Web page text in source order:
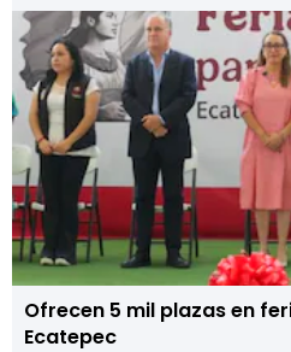
Ofrecen 5 mil plazas en
Ecatepec